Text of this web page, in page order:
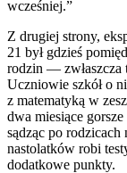
wcześniej.”
Z drugiej strony,
21 był gdzieś
rodzin — zwłaszcza
Uczniowie szkół o
z matematyką w
dwa miesiące
sądząc po
nastolatków robi
dodatkowe punkty.